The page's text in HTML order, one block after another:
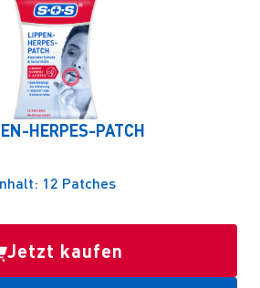
HERPES-PATCH
12 Patches
Jetzt kaufen